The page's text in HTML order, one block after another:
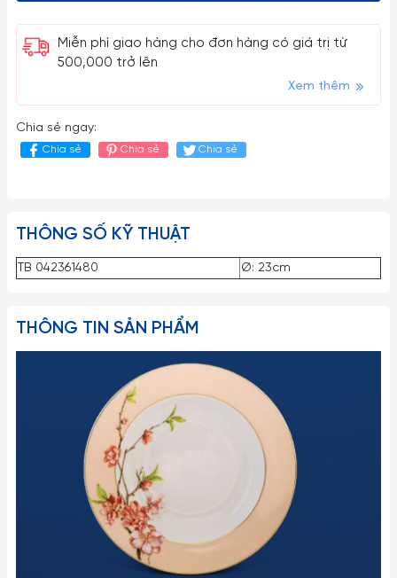
Miễn phí giao hàng cho đơn hàng có giá trị từ
500,000 trở lên
Xem thêm
Chia sẻ ngay:
Chia sẻ Chia sẻ Chia sẻ
THÔNG SỐ KỸ THUẬT
TB 042361480 Ø: 23cm
THÔNG TIN SẢN PHẨM